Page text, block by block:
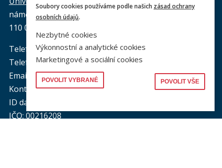
náměstí Curieových 901/7, Staré Město
110 00 Praha 1
Telefon: +420 221 005 111
Telefon podatelna:+420 221 005 264
Email podatelna: podatelna@prf.cuni.cz
Kontakt pro média: komunikace@prf.cuni.cz
ID datové schránky: piyj9b4
IČO: 00216208
Soubory cookies používáme podle našich zásad ochrany
osobních údajů.
Nezbytné cookies
Výkonnostní a analytické cookies
Marketingové a sociální cookies
POVOLIT VYBRANÉ POVOLIT VŠE